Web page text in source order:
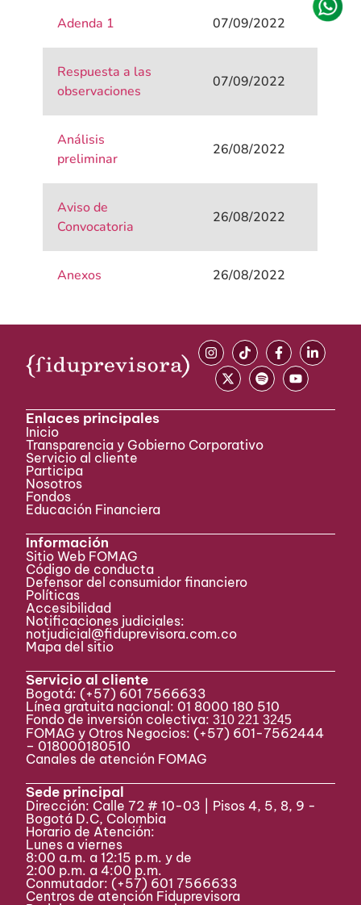
Adenda 1 07/09/2022
Respuesta a las
observaciones
07/09/2022
Análisis
preliminar
26/08/2022
Aviso de
Convocatoria
26/08/2022
Anexos 26/08/2022
Enlaces principales
Inicio
Transparencia y Gobierno Corporativo
Servicio al cliente
Participa ​
Nosotros
Fondos
Educación Financiera
Información
Sitio Web FOMAG
Código de conducta
Defensor del consumidor financiero
Políticas
Accesibilidad
Notificaciones judiciales:
notjudicial@fiduprevisora.com.co
Mapa del sitio
Servicio al cliente
Bogotá: (+57) 601 7566633
Línea gratuita nacional: 01 8000 180 510
Fondo de inversión colectiva:310 221 3245
FOMAG y Otros Negocios: (+57) 601-7562444
– 018000180510
Canales de atención FOMAG
Sede principal
Dirección: Calle 72 # 10-03 | Pisos 4, 5, 8, 9 -
Bogotá D.C, Colombia
Horario de Atención:
Lunes a viernes
8:00 a.m. a 12:15 p.m. y de
2:00 p.m. a 4:00 p.m.
Conmutador: (+57) 601 7566633
Centros de atención Fiduprevisora